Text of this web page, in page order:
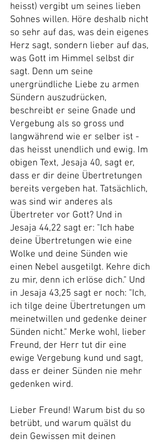
heisst) vergibt um seines lieben
Sohnes willen. Höre deshalb nicht
so sehr auf das, was dein eigenes
Herz sagt, sondern lieber auf das,
was Gott im Himmel selbst dir
sagt. Denn um seine
unergründliche Liebe zu armen
Sündern auszudrücken,
beschreibt er seine Gnade und
Vergebung als so gross und
langwährend wie er selber ist -
das heisst unendlich und ewig. Im
obigen Text, Jesaja 40, sagt er,
dass er dir deine Übertretungen
bereits vergeben hat. Tatsächlich,
was sind wir anderes als
Übertreter vor Gott? Und in
Jesaja 44,22 sagt er: "Ich habe
deine Übertretungen wie eine
Wolke und deine Sünden wie
einen Nebel ausgetilgt. Kehre dich
zu mir, denn ich erlöse dich." Und
in Jesaja 43,25 sagt er noch: "Ich,
ich tilge deine Übertretungen um
meinetwillen und gedenke deiner
Sünden nicht." Merke wohl, lieber
Freund, der Herr tut dir eine
ewige Vergebung kund und sagt,
dass er deiner Sünden nie mehr
gedenken wird.
Lieber Freund! Warum bist du so
betrübt, und warum quälst du
dein Gewissen mit deinen